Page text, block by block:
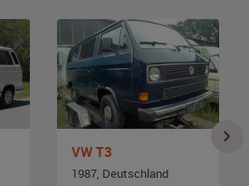
VW T3
1987, Deutschland